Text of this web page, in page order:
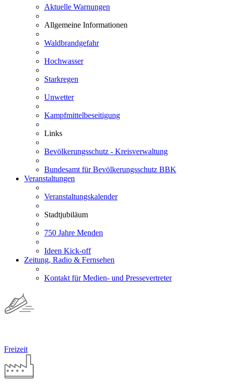
Aktuelle Warnungen
Allgemeine Informationen
Waldbrandgefahr
Hochwasser
Starkregen
Unwetter
Kampfmittelbeseitigung
Links
Bevölkerungsschutz - Kreisverwaltung
Bundesamt für Bevölkerungsschutz BBK
Veranstaltungen
Veranstaltungskalender
Stadtjubiläum
750 Jahre Menden
Ideen Kick-off
Zeitung, Radio & Fernsehen
Kontakt für Medien- und Pressevertreter
Freizeit